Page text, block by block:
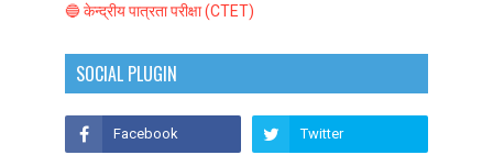
🔵 केन्द्रीय पात्रता परीक्षा (CTET)
SOCIAL PLUGIN